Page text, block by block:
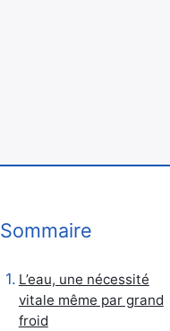
Sommaire
L’eau, une nécessité
vitale même par grand
froid